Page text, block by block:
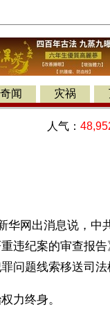
奇闻 灾祸
人气：
华网出消息说，
违纪案的审查报
问题线索移送司法
力终身。